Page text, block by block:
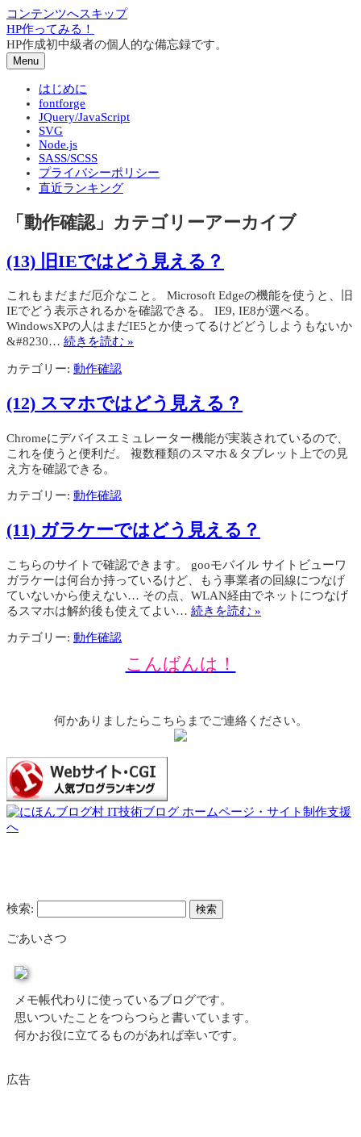
コンテンツへスキップ
HP作ってみる！
HP作成初中級者の個人的な備忘録です。
Menu
はじめに
fontforge
JQuery/JavaScript
SVG
Node.js
SASS/SCSS
プライバシーポリシー
直近ランキング
「 動作確認」カテゴリーアーカイブ
(13) 旧IEではどう見える？
これもまだまだ厄介なこと。 Microsoft Edgeの機能を使うと、旧
IEでどう表示されるかを確認できる。 IE9, IE8が選べる。
WindowsXPの人はまだIE5とか使ってるけどどうしようもないか
&#8230… 続きを読む »
カテゴリー: 動作確認
(12) スマホではどう見える？
Chromeにデバイスエミュレーター機能が実装されているので、
これを使うと便利だ。 複数種類のスマホ＆タブレット上での見
え方を確認できる。
カテゴリー: 動作確認
(11) ガラケーではどう見える？
こちらのサイトで確認できます。 gooモバイル サイトビューワ
ガラケーは何台か持っているけど、もう事業者の回線につなげ
ていないから使えない… その点、WLAN経由でネットにつなげ
るスマホは解約後も使えてよい… 続きを読む »
カテゴリー: 動作確認
こんばんは！
何かありましたらこちらまでご連絡ください。
検索:
ごあいさつ
メモ帳代わりに使っているブログです。
思いついたことをつらつらと書いています。
何かお役に立てるものがあれば幸いです。
広告